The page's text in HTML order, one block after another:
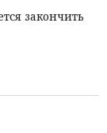
закончить